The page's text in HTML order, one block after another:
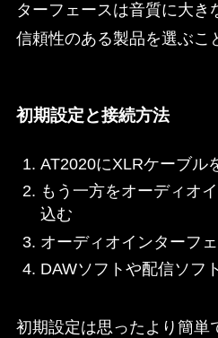
ターフェースは音質に大き
信頼性のある製品を選ぶこ
初期設定と接続方法
AT2020にXLRケーブル
もう一方をオーディオ
込む
オーディオインターフ
DAWソフトや配信ソフ
初期設定は思ったより簡単